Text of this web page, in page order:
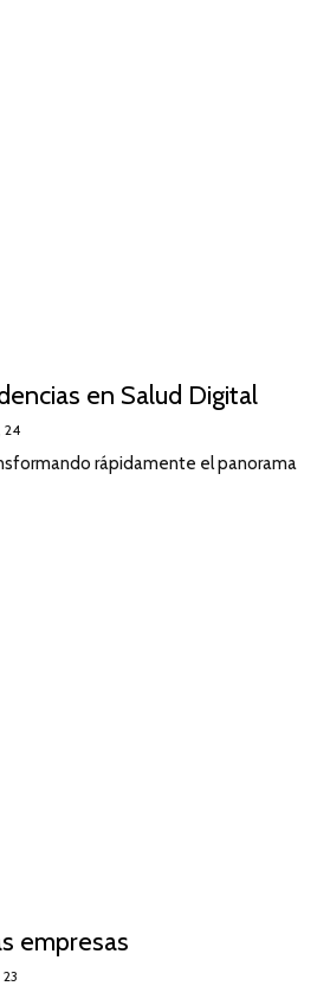
en Salud Digital
24
rápidamente el panorama
empresas